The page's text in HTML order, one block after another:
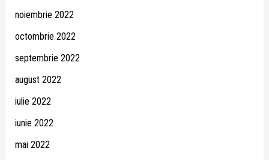
noiembrie 2022
octombrie 2022
septembrie 2022
august 2022
iulie 2022
iunie 2022
mai 2022